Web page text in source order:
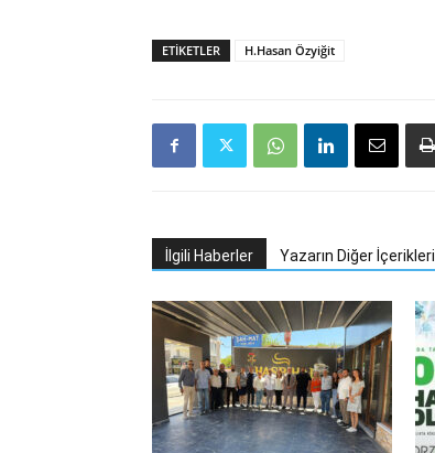
ETIKETLER H.Hasan Özyiğit
İlgili Haberler Yazarın Diğer İçerikleri